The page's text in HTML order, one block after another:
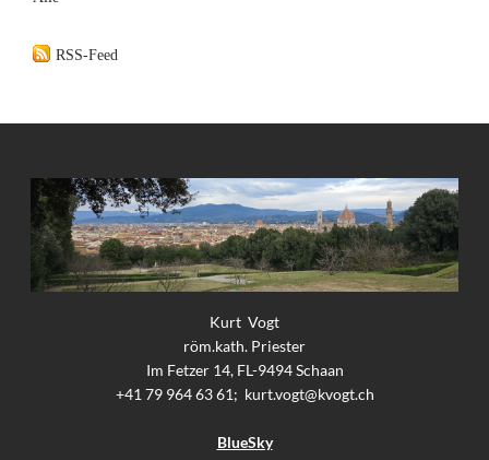
RSS-Feed
Kurt Vogt
röm.kath. Priester
Im Fetzer 14, FL-9494 Schaan
+41 79 964 63 61; kurt.vogt@kvogt.ch
BlueSky